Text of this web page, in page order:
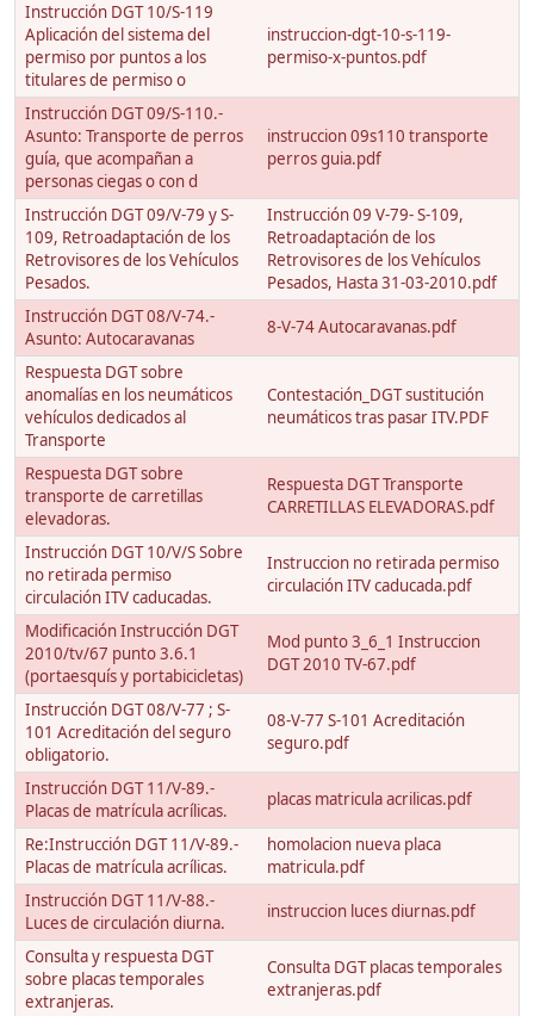
Instrucción DGT 10/S-119
Aplicación del sistema del
permiso por puntos a los
titulares de permiso o
instruccion-dgt-10-s-119-
permiso-x-puntos.pdf
Instrucción DGT 09/S-110.-
Asunto: Transporte de perros
guía, que acompañan a
personas ciegas o con d
instruccion 09s110 transporte
perros guia.pdf
Instrucción DGT 09/V-79 y S-
109, Retroadaptación de los
Retrovisores de los Vehículos
Pesados.
Instrucción 09 V-79- S-109,
Retroadaptación de los
Retrovisores de los Vehículos
Pesados, Hasta 31-03-2010.pdf
Instrucción DGT 08/V-74.-
Asunto: Autocaravanas
8-V-74 Autocaravanas.pdf
Respuesta DGT sobre
anomalías en los neumáticos
vehículos dedicados al
Transporte
Contestación_DGT sustitución
neumáticos tras pasar ITV.PDF
Respuesta DGT sobre
transporte de carretillas
elevadoras.
Respuesta DGT Transporte
CARRETILLAS ELEVADORAS.pdf
Instrucción DGT 10/V/S Sobre
no retirada permiso
circulación ITV caducadas.
Instruccion no retirada permiso
circulación ITV caducada.pdf
Modificación Instrucción DGT
2010/tv/67 punto 3.6.1
(portaesquís y portabicicletas)
Mod punto 3_6_1 Instruccion
DGT 2010 TV-67.pdf
Instrucción DGT 08/V-77 ; S-
101 Acreditación del seguro
obligatorio.
08-V-77 S-101 Acreditación
seguro.pdf
Instrucción DGT 11/V-89.-
Placas de matrícula acrílicas.
placas matricula acrilicas.pdf
Re:Instrucción DGT 11/V-89.-
Placas de matrícula acrílicas.
homolacion nueva placa
matricula.pdf
Instrucción DGT 11/V-88.-
Luces de circulación diurna.
instruccion luces diurnas.pdf
Consulta y respuesta DGT
sobre placas temporales
extranjeras.
Consulta DGT placas temporales
extranjeras.pdf